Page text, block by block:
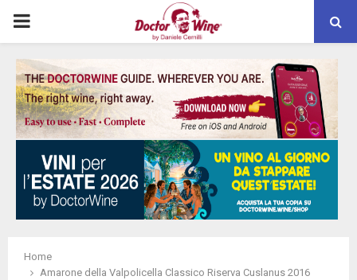
PRIMARY
MENU
Home
Amarone della Valpolicella Classico Riserva Cuslanus 2016